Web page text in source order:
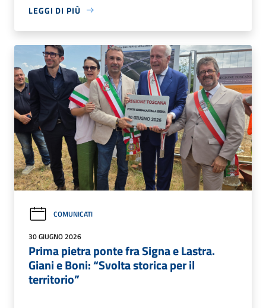
LEGGI DI PIÙ
COMUNICATI
30 GIUGNO 2026
Prima pietra ponte fra Signa e Lastra.
Giani e Boni: “Svolta storica per il
territorio”